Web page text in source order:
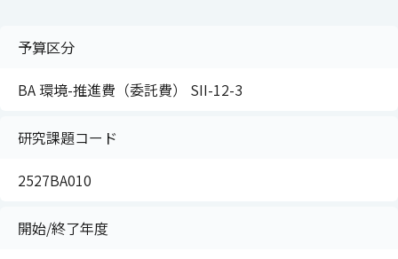
予算区分
BA 環境-推進費（委託費） SII-12-3
研究課題コード
2527BA010
開始/終了年度